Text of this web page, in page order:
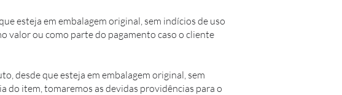
esteja em embalagem original, sem indícios de uso
valor ou como parte do pagamento caso o cliente
desde que esteja em embalagem original, sem
do item, tomaremos as devidas providências para o